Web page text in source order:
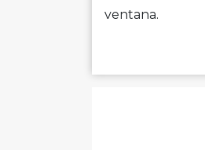
ventana.